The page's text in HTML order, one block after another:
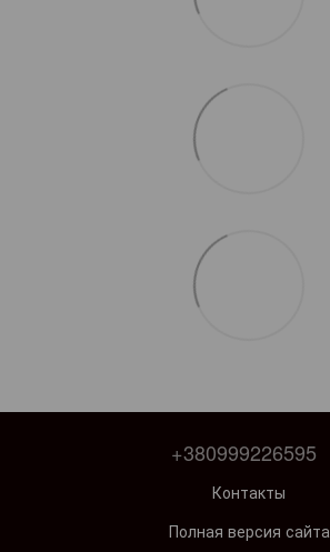
+380999226595
Контакты
Полная версия сайта